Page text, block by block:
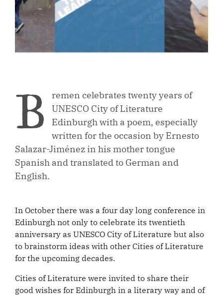
B
remen celebrates twenty years of
UNESCO City of Literature
Edinburgh with a poem, especially
written for the occasion by Ernesto
Salazar-Jiménez in his mother tongue
Spanish and translated to German and
English.
In October there was a four day long conference in
Edinburgh not only to celebrate its twentieth
anniversary as UNESCO City of Literature but also
to brainstorm ideas with other Cities of Literature
for the upcoming decades.
Cities of Literature were invited to share their
good wishes for Edinburgh in a literary way and of